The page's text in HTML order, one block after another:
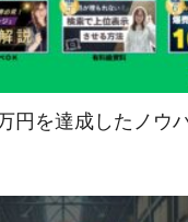
円を達成したノウ